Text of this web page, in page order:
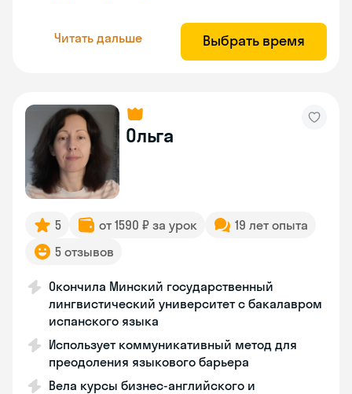
Читать дальше Выбрать время
Ольга
5 от 1590 ₽ за урок
19 лет опыта
5 отзывов
Окончила Минский государственный
лингвистический университет с бакалавром
испанского языка
Использует коммуникативный метод для
преодоления языкового барьера
Вела курсы бизнес-английского и